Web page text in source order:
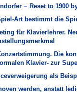
− Reset to 1900
Art bestimmt die
für Klavierlehrer.
Die
Klavier- zur
als
werden, anstatt